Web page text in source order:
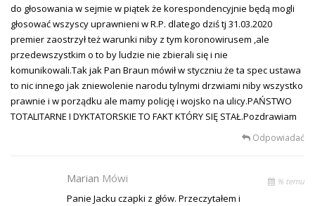
do głosowania w sejmie w piątek że korespondencyjnie będą mogli
głosować wszyscy uprawnieni w R.P. dlatego dziś tj 31.03.2020
premier zaostrzył też warunki niby z tym koronowirusem ,ale
przedewszystkim o to by ludzie nie zbierali się i nie
komunikowali.Tak jak Pan Braun mówił w styczniu że ta spec ustawa
to nic innego jak zniewolenie narodu tylnymi drzwiami niby wszystko
prawnie i w porządku ale mamy policję i wojsko na ulicy.PAŃSTWO
TOTALITARNE I DYKTATORSKIE TO FAKT KTÓRY SIĘ STAŁ.Pozdrawiam
Odpowiadać
Marian Mówi % temu
Panie Jacku czapki z głów. Przeczytałem i